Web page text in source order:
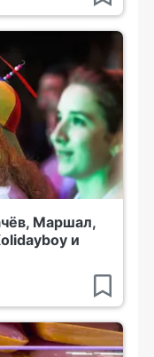
Маршал,
и